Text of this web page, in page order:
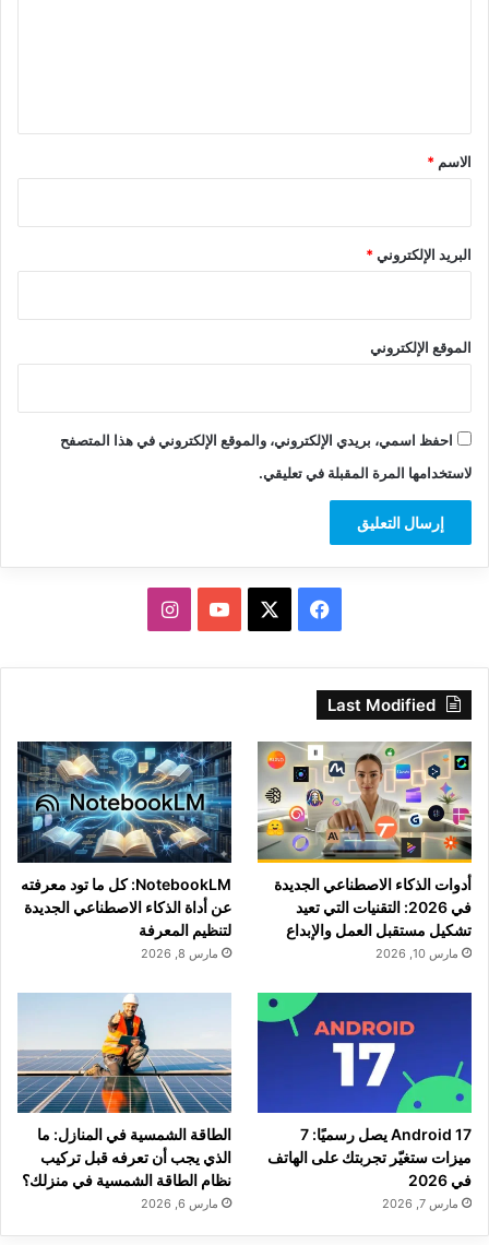
*
الاسم *
البريد الإلكتروني*
الموقع الإلكتروني
احفظ اسمي، بريدي الإلكتروني، والموقع الإلكتروني في هذا المتصفح
لاستخدامها المرة المقبلة في تعليقي.
فيسبوك ‫YouTubeانستقرام
Last Modified
أدوات الذكاء الاصطناعي الجديدة
في 2026: التقنيات التي تعيد
تشكيل مستقبل العمل والإبداع
مارس 10, 2026
NotebookLM: كل ما تود معرفته
عن أداة الذكاء الاصطناعي الجديدة
لتنظيم المعرفة
مارس 8, 2026
Android 17 يصل رسميًا: 7
ميزات ستغيّر تجربتك على الهاتف
في 2026
مارس 7, 2026
الطاقة الشمسية في المنازل: ما
الذي يجب أن تعرفه قبل تركيب
نظام الطاقة الشمسية في منزلك؟
مارس 6, 2026